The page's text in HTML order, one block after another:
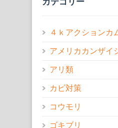
４ｋアクションカ
アメリカカンザイ
アリ類
カビ対策
コウモリ
ゴキブリ